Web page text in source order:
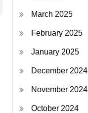
March 2025
February 2025
January 2025
December 2024
November 2024
October 2024